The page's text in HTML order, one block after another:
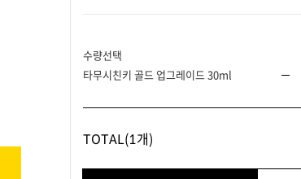
수량선택
타무시친키 골드 업그레이드 30ml
TOTAL(1개)